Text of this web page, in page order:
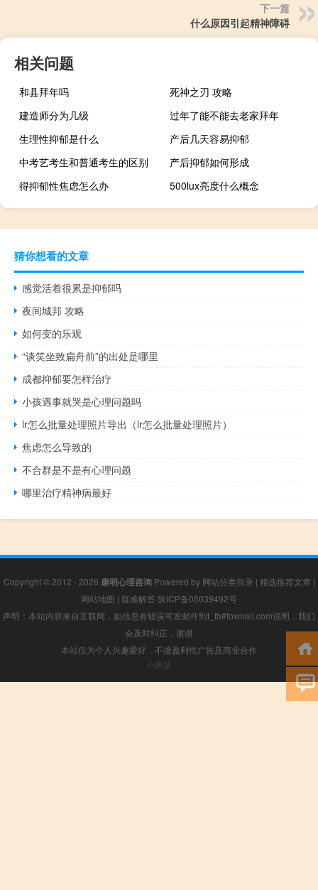
下一篇
什么原因引起精神障碍
相关问题
和县拜年吗
死神之刃 攻略
建造师分为几级
过年了能不能去老家拜年
生理性抑郁是什么
产后几天容易抑郁
中考艺考生和普通考生的区别
产后抑郁如何形成
得抑郁性焦虑怎么办
500lux亮度什么概念
猜你想看的文章
感觉活着很累是抑郁吗
夜间城邦 攻略
如何变的乐观
“谈笑坐致扁舟前”的出处是哪里
成都抑郁要怎样治疗
小孩遇事就哭是心理问题吗
lr怎么批量处理照片导出（lr怎么批量处理照片）
焦虑怎么导致的
不合群是不是有心理问题
哪里治疗精神病最好
Copyright © 2012 - 2026 康明心理咨询Powered by 网站分类目录 | 精选推荐文章 |
网站地图 | 疑难解答 陕ICP备05039492号
声明：本站内容来自互联网，如信息有错误可发邮件到f_fb#foxmail.com说明，我们
会及时纠正，谢谢
本站仅为个人兴趣爱好，不接盈利性广告及商业合作
小男孩